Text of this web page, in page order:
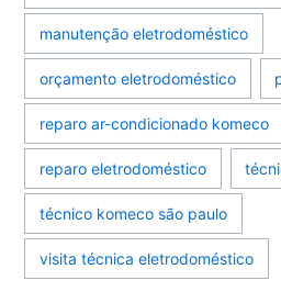
manutenção eletrodoméstico
orçamento eletrodoméstico
reparo ar-condicionado komeco
reparo eletrodoméstico
técnico komeco são paulo
visita técnica eletrodoméstico